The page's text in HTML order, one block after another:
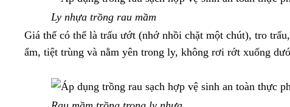
Ly nhựa trồng rau mầm
Giá thể có thể là trấu ướt (nhớ nhồi chặt một chút), tro
ẩm, tiệt trùng và nằm yên trong ly, không rơi rớt xuống